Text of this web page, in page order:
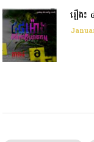
រឿង៖